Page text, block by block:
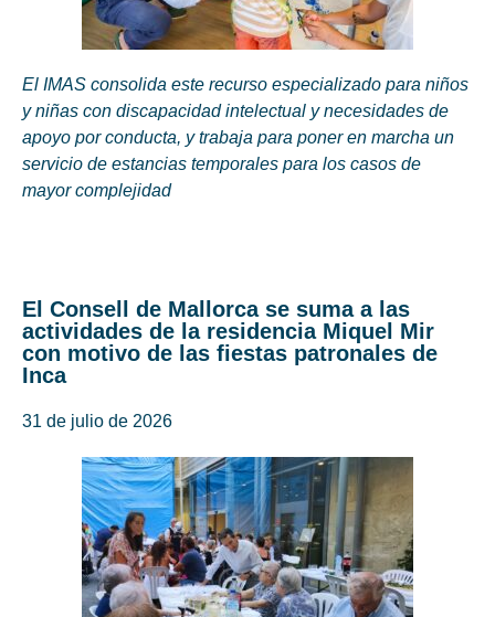
El IMAS consolida este recurso especializado para niños
y niñas con discapacidad intelectual y necesidades de
apoyo por conducta, y trabaja para poner en marcha un
servicio de estancias temporales para los casos de
mayor complejidad
El Consell de Mallorca se suma a las
actividades de la residencia Miquel Mir
con motivo de las fiestas patronales de
Inca
31 de julio de 2026